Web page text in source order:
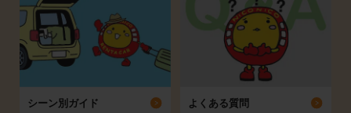
シーン別ガイド よくある質問